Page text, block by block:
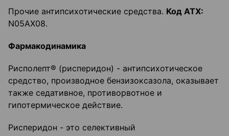
Прочие антипсихотические средства. Код ATX:
N05AX08.
Фармакодинамика
Рисполепт® (рисперидон) - антипсихотическое
средство, производное бензизоксазола, оказывает
также седативное, противорвотное и
гипотермическое действие.
Рисперидон - это селективный